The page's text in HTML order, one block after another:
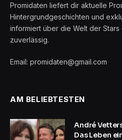
Promidaten liefert dir aktuelle
Hintergrundgeschichten und
informiert über die Welt der
zuverlässig.
Email: promidaten@gmail.com
AM BELIEBTESTEN
André
Das Leben